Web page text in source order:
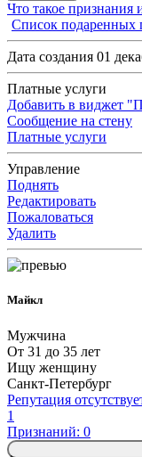
Что такое признания
Список подаренных
Дата создания 01
Платные услуги
Добавить в виджет
Сообщение на стену
Платные услуги
Управление
Поднять
Редактировать
Пожаловаться
Удалить
Майкл
Мужчина
От 31 до 35 лет
Ищу женщину
Санкт-Петербург
Репутация
1
Признаний: 0